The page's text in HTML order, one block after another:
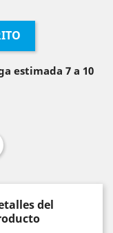
estimada 7 a 10
del